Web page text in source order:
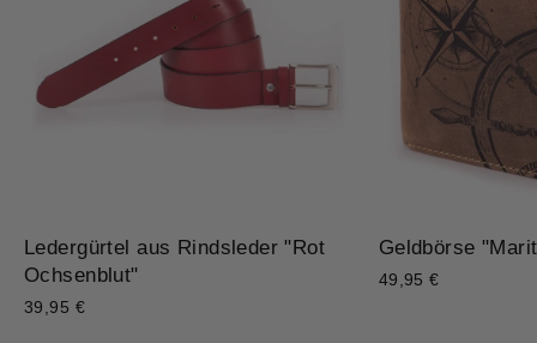
Ledergürtel aus Rindsleder "Rot
Ochsenblut"
39,95 €
Geldbörse
49,95 €